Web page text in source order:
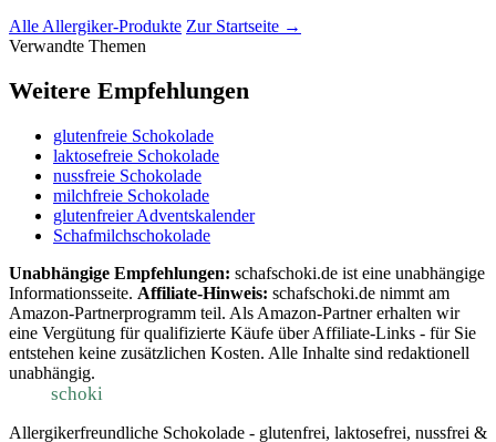
Alle Allergiker-Produkte Zur Startseite →
Verwandte Themen
Weitere Empfehlungen
glutenfreie Schokolade
laktosefreie Schokolade
nussfreie Schokolade
milchfreie Schokolade
glutenfreier Adventskalender
Schafmilchschokolade
Unabhängige Empfehlungen: schafschoki.de ist eine unabhängige
Informationsseite. Affiliate-Hinweis: schafschoki.de nimmt am
Amazon-Partnerprogramm teil. Als Amazon-Partner erhalten wir
eine Vergütung für qualifizierte Käufe über Affiliate-Links - für Sie
entstehen keine zusätzlichen Kosten. Alle Inhalte sind redaktionell
unabhängig.
schoki
Allergikerfreundliche Schokolade - glutenfrei, laktosefrei, nussfrei &